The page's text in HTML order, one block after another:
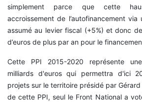
simplement parce que cette
accroissement de l’autofinancement
assumé au levier fiscal (+5%) et donc
d’euros de plus par an pour le
Cette PPI 2015-2020 représente
milliards d'euros qui permettra d'ici
projets sur le territoire présidé par
de cette PPI, seul le Front National a